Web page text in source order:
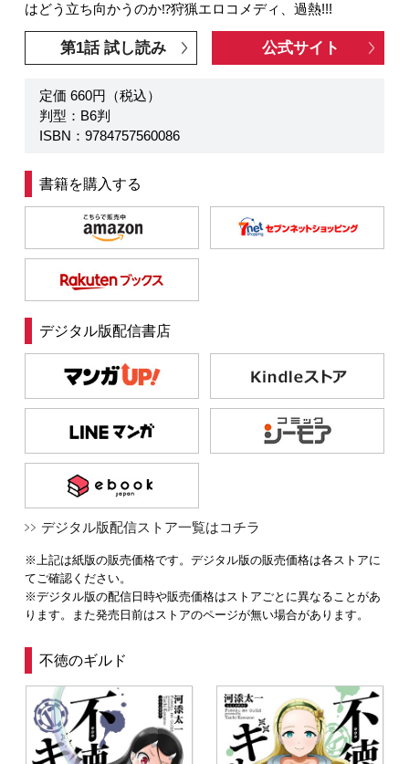
はどう立ち向かうのか⁉狩猟エロコメディ、過熱!!!
第1話 試し読み 公式サイト
定価 660円（税込）
判型：B6判
ISBN：9784757560086
書籍を購入する
デジタル版配信書店
デジタル版配信ストア一覧はコチラ
※上記は紙版の販売価格です。デジタル版の販売価格は各ストアに
てご確認ください。
※デジタル版の配信日時や販売価格はストアごとに異なることがあ
ります。また発売日前はストアのページが無い場合があります。
不徳のギルド